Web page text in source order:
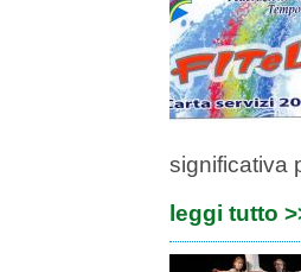
significativa
leggi tutto